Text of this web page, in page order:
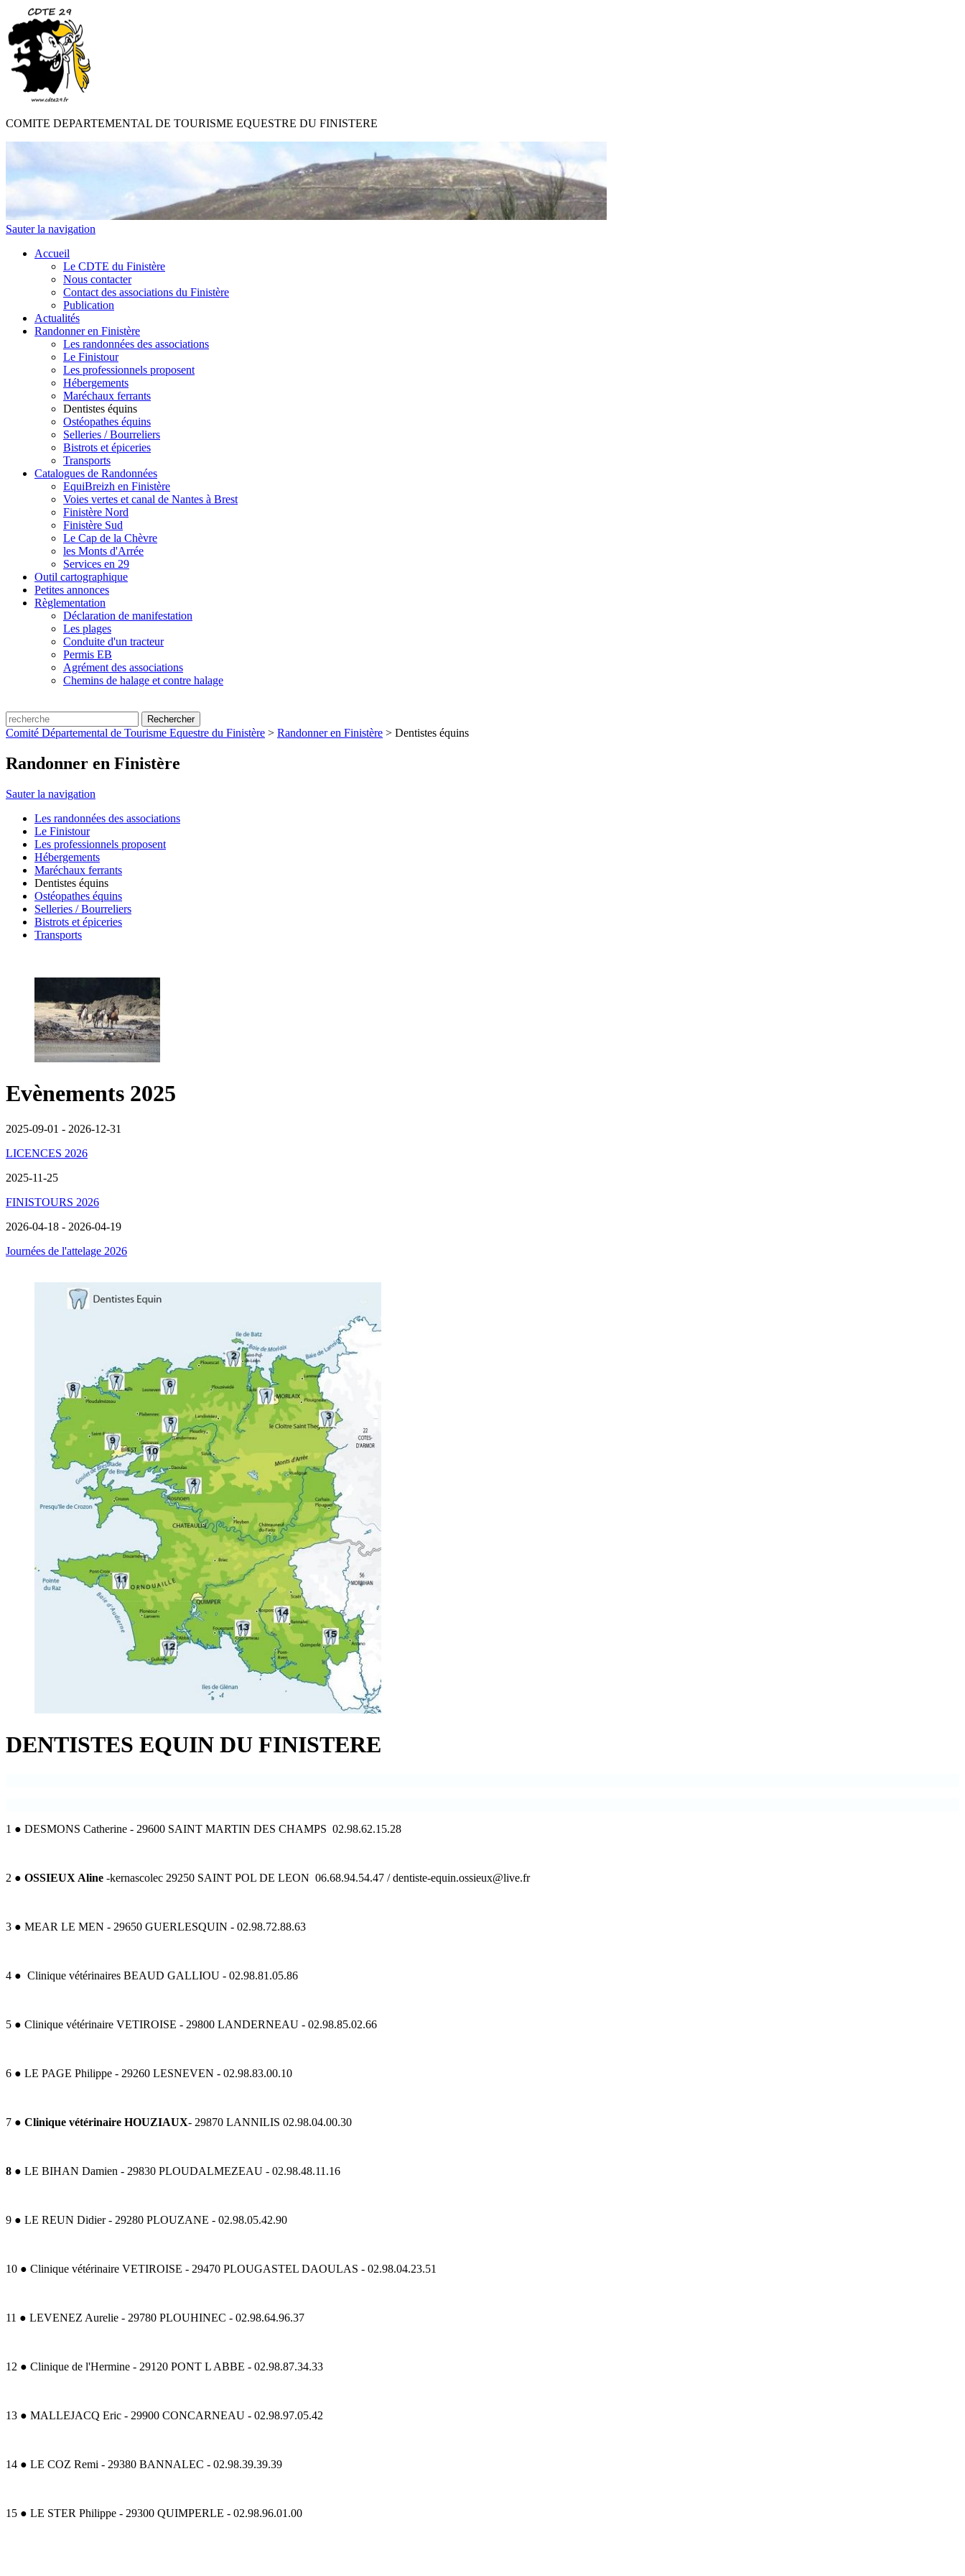
COMITE DEPARTEMENTAL DE TOURISME EQUESTRE DU FINISTERE
Sauter la navigation
Accueil
Le CDTE du Finistère
Nous contacter
Contact des associations du Finistère
Publication
Actualités
Randonner en Finistère
Les randonnées des associations
Le Finistour
Les professionnels proposent
Hébergements
Maréchaux ferrants
Dentistes équins
Ostéopathes équins
Selleries / Bourreliers
Bistrots et épiceries
Transports
Catalogues de Randonnées
EquiBreizh en Finistère
Voies vertes et canal de Nantes à Brest
Finistère Nord
Finistère Sud
Le Cap de la Chèvre
les Monts d'Arrée
Services en 29
Outil cartographique
Petites annonces
Règlementation
Déclaration de manifestation
Les plages
Conduite d'un tracteur
Permis EB
Agrément des associations
Chemins de halage et contre halage
Comité Départemental de Tourisme Equestre du Finistère > Randonner en Finistère > Dentistes équins
Randonner en Finistère
Sauter la navigation
Les randonnées des associations
Le Finistour
Les professionnels proposent
Hébergements
Maréchaux ferrants
Dentistes équins
Ostéopathes équins
Selleries / Bourreliers
Bistrots et épiceries
Transports
Evènements 2025
2025-09-01 - 2026-12-31
LICENCES 2026
2025-11-25
FINISTOURS 2026
2026-04-18 - 2026-04-19
Journées de l'attelage 2026
DENTISTES EQUIN DU FINISTERE
1 ● DESMONS Catherine - 29600 SAINT MARTIN DES CHAMPS 02.98.62.15.28
2 ● OSSIEUX Aline -kernascolec 29250 SAINT POL DE LEON 06.68.94.54.47 / dentiste-equin.ossieux@live.fr
3 ● MEAR LE MEN - 29650 GUERLESQUIN - 02.98.72.88.63
4 ● Clinique vétérinaires BEAUD GALLIOU - 02.98.81.05.86
5 ● Clinique vétérinaire VETIROISE - 29800 LANDERNEAU - 02.98.85.02.66
6 ● LE PAGE Philippe - 29260 LESNEVEN - 02.98.83.00.10
7 ● Clinique vétérinaire HOUZIAUX- 29870 LANNILIS 02.98.04.00.30
8 ● LE BIHAN Damien - 29830 PLOUDALMEZEAU - 02.98.48.11.16
9 ● LE REUN Didier - 29280 PLOUZANE - 02.98.05.42.90
10 ● Clinique vétérinaire VETIROISE - 29470 PLOUGASTEL DAOULAS - 02.98.04.23.51
11 ● LEVENEZ Aurelie - 29780 PLOUHINEC - 02.98.64.96.37
12 ● Clinique de l'Hermine - 29120 PONT L ABBE - 02.98.87.34.33
13 ● MALLEJACQ Eric - 29900 CONCARNEAU - 02.98.97.05.42
14 ● LE COZ Remi - 29380 BANNALEC - 02.98.39.39.39
15 ● LE STER Philippe - 29300 QUIMPERLE - 02.98.96.01.00